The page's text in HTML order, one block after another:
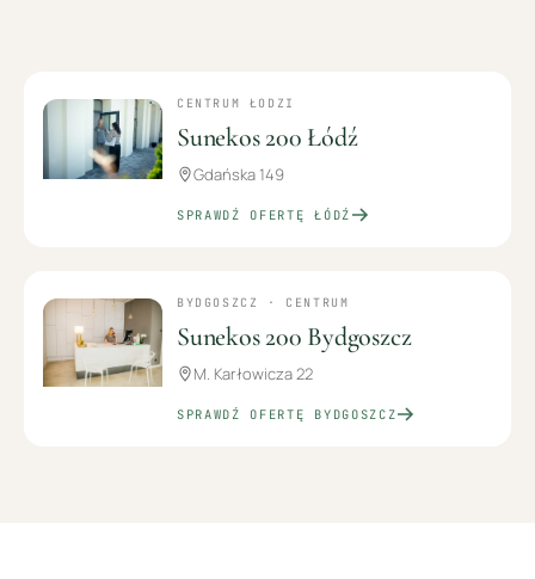
CENTRUM ŁODZI
Sunekos 200 Łódź
Gdańska 149
SPRAWDŹ OFERTĘŁÓDŹ
BYDGOSZCZ · CENTRUM
Sunekos 200 Bydgoszcz
M. Karłowicza 22
SPRAWDŹ OFERTĘ BYDGOSZCZ